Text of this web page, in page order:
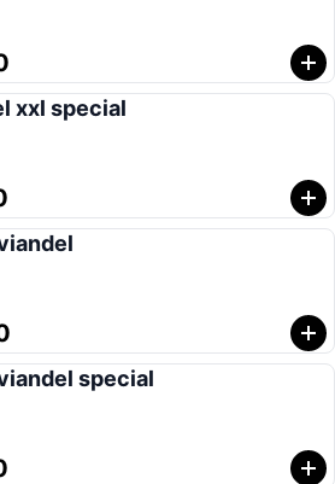
xxl special
special